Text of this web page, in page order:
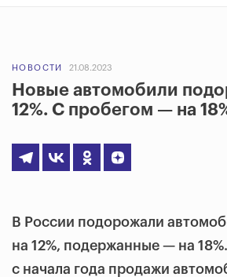
НОВОСТИ 21.08.2023
Новые автомобили
12%. С пробегом — на
В России подорожали
на 12%, подержанные — на
с начала года продажи